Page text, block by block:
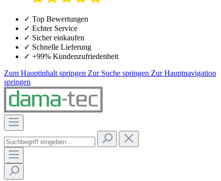
✓ Top Bewertungen
✓ Echter Service
✓ Sicher einkaufen
✓ Schnelle Lieferung
✓ +99% Kundenzufriedenheit
Zum Hauptinhalt springen Zur Suche springen Zur Hauptnavigation
springen